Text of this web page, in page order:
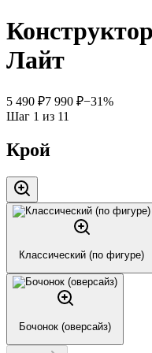
Лайт
5 490 ₽7 990 ₽−31%
Шаг 1 из 11
Крой
Классический (по фигуре)
Бочонок (оверсайз)